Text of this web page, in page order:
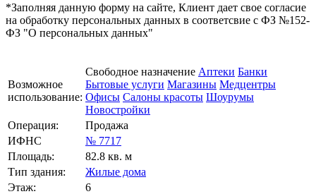
*Заполняя данную форму на сайте, Клиент дает свое согласие
на обработку персональных данных в соответсвие с ФЗ №152-
ФЗ "О персональных данных"
Возможное
использование:
Свободное назначение Аптеки Банки
Бытовые услуги Магазины Медцентры
Офисы Салоны красоты Шоурумы
Новостройки
Операция:
Продажа
ИФНС
№ 7717
Площадь:
82.8 кв. м
Тип здания:
Жилые дома
Этаж:
6